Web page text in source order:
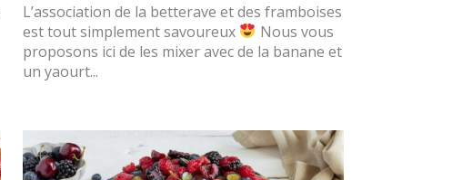
L’association de la betterave et des framboises
est tout simplement savoureux
Nous vous
proposons ici de les mixer avec de la banane et
un yaourt...